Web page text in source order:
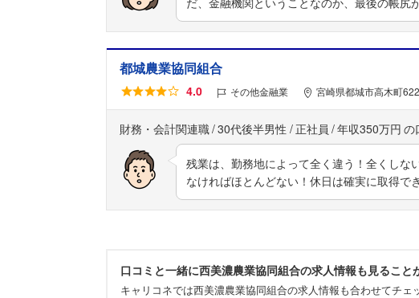
都城農業協同組合
4.0 その他金融業 宮崎県都城市高木町
財務・会計関連職 30代後半男性 正社員 年収350万円
残業は、勤務地によって全く違う！全くしな
なければほとんどない！休日は確実に取得で
口コミと一緒に西美濃農業協同組合の求人情報も見ること
キャリコネでは西美濃農業協同組合の求人情報も合わせてチ